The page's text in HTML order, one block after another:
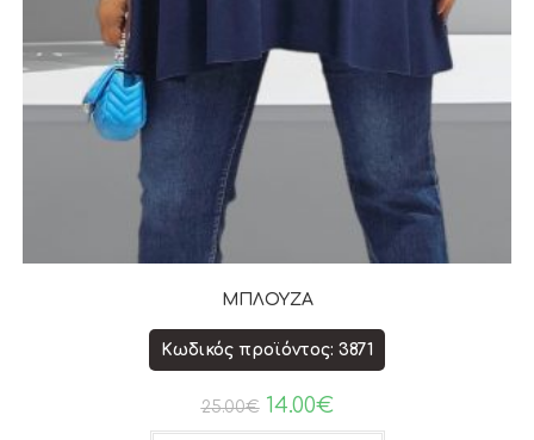
ΜΠΛΟΥΖΑ
Κωδικός προϊόντος: 3871
25.00€ 14.00€